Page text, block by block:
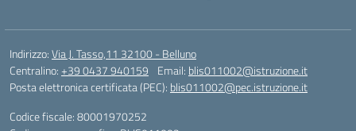
Indirizzo:Via J. Tasso,11 32100 - Belluno
Centralino:+39 0437 940159 Email: blis011002@istruzione.it
Posta elettronica certificata (PEC): blis011002@pec.istruzione.it
Codice fiscale: 80001970252